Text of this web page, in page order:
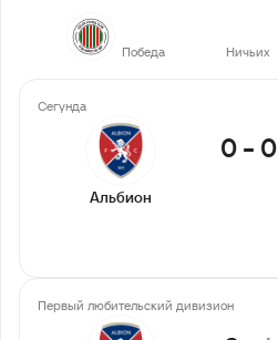
Победа Ничьих
Сегунда
Альбион
0 - 0
Первый любительский дивизион